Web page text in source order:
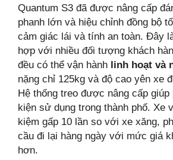
Quantum S3 đã được nâng cấp
phanh lớn và hiệu chỉnh đồng bộ
cảm giác lái và tính an toàn. Đây
hợp với nhiều đối tượng khách
đều có thể vận hành linh hoạt và
nặng chỉ 125kg và độ cao yên xe
Hệ thống treo được nâng cấp
kiện sử dụng trong thành phố. Xe
kiệm gấp 10 lần so với xe xăng,
cầu đi lại hàng ngày với mức giá
hơn.